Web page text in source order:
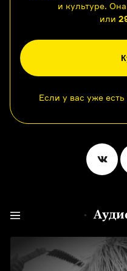
и культуре.
или
Если у вас уже